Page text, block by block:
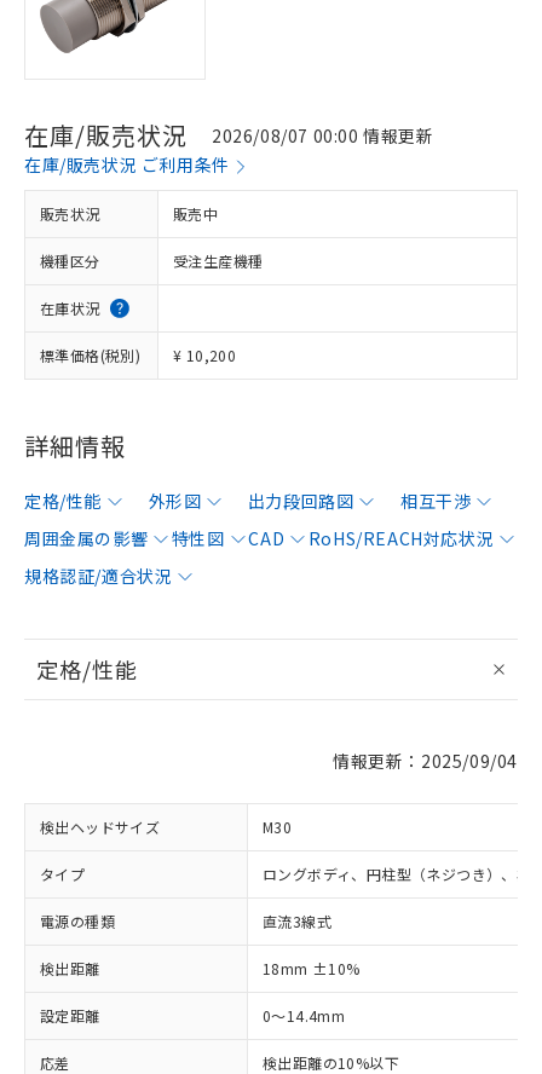
在庫/販売状況
2026/08/07 00:00 情報更新
在庫/販売状況 ご利用条件
販売状況 販売中
機種区分 受注生産機種
在庫状況
標準価格(税別) ¥ 10,200
詳細情報
定格/性能 外形図 出力段回路図
相互干渉
周囲金属の影響
特性図 CAD
RoHS/REACH対応状況
規格認証/適合状況
定格/性能
情報更新：2025/09/04
検出ヘッドサイズ M30
タイプ ロングボディ、円柱型（ネジつき）、非
電源の種類 直流3線式
検出距離 18mm ±10%
設定距離 0～14.4mm
応差 検出距離の10%以下